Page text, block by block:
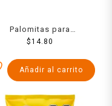
Palomitas para
microondas ACT II
$14.80
Añadir al carrito